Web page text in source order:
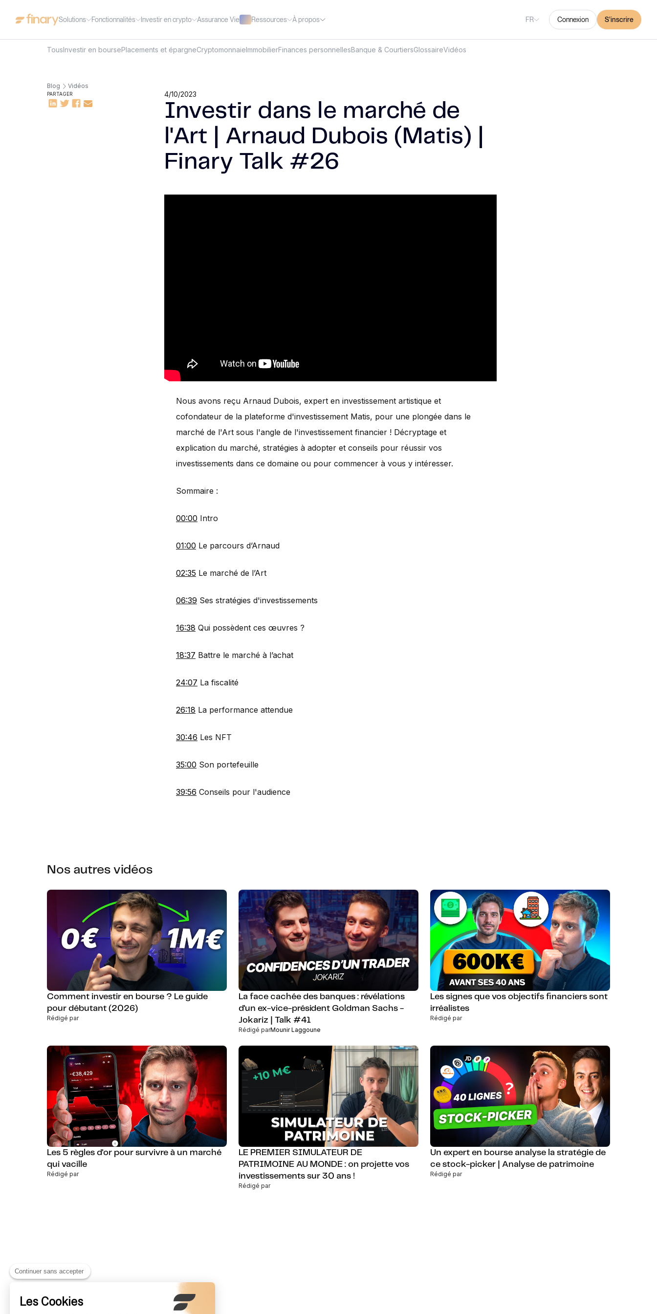
Continuer sans accepter
Les Cookies
Solutions Fonctionnalités Investir en crypto Assurance Vie Ressources À propos FR Connexion S'inscrire
TousInvestir en boursePlacements et épargneCryptomonnaieImmobilierFinances personnellesBanque & CourtiersGlossaireVidéos
Blog Vidéos
PARTAGER 4/10/2023
Investir dans le marché de
l'Art | Arnaud Dubois (Matis) |
Finary Talk #26
Nous avons reçu Arnaud Dubois, expert en investissement artistique et
cofondateur de la plateforme d'investissement Matis, pour une plongée dans le
marché de l'Art sous l'angle de l'investissement financier ! Décryptage et
explication du marché, stratégies à adopter et conseils pour réussir vos
investissements dans ce domaine ou pour commencer à vous y intéresser.
Sommaire :
00:00 Intro
01:00 Le parcours d’Arnaud
02:35 Le marché de l’Art
06:39 Ses stratégies d'investissements
16:38 Qui possèdent ces œuvres ?
18:37 Battre le marché à l’achat
24:07 La fiscalité
26:18 La performance attendue
30:46 Les NFT
35:00 Son portefeuille
39:56 Conseils pour l'audience
Nos autres vidéos
Comment investir en bourse ? Le guide
pour débutant (2026)
Rédigé par
La face cachée des banques : révélations
d'un ex-vice-président Goldman Sachs -
Jokariz | Talk #41
Rédigé parMounir Laggoune
Les signes que vos objectifs financiers sont
irréalistes
Rédigé par
Les 5 règles d'or pour survivre à un marché
qui vacille
Rédigé par
LE PREMIER SIMULATEUR DE
PATRIMOINE AU MONDE : on projette vos
investissements sur 30 ans !
Rédigé par
Un expert en bourse analyse la stratégie de
ce stock-picker | Analyse de patrimoine
Rédigé par